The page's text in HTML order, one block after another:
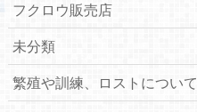
フクロウ販売店
未分類
繁殖や訓練、ロストについて